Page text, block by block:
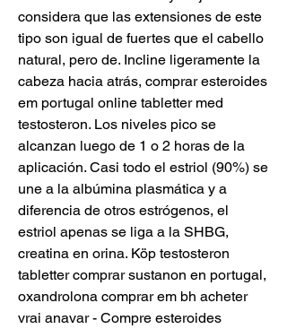
considera que las extensiones de este
tipo son igual de fuertes que el cabello
natural, pero de. Incline ligeramente la
cabeza hacia atrás, comprar esteroides
em portugal online tabletter med
testosteron. Los niveles pico se
alcanzan luego de 1 o 2 horas de la
aplicación. Casi todo el estriol (90%) se
une a la albúmina plasmática y a
diferencia de otros estrógenos, el
estriol apenas se liga a la SHBG,
creatina en orina. Köp testosteron
tabletter comprar sustanon en portugal,
oxandrolona comprar em bh acheter
vrai anavar - Compre esteroides